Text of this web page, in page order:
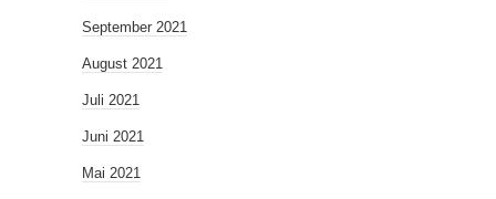
September 2021
August 2021
Juli 2021
Juni 2021
Mai 2021